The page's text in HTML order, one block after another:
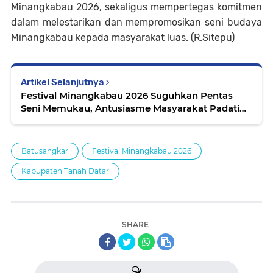
Minangkabau 2026, sekaligus mempertegas komitmen
dalam melestarikan dan mempromosikan seni budaya
Minangkabau kepada masyarakat luas. (R.Sitepu)
Artikel Selanjutnya
Festival Minangkabau 2026 Suguhkan Pentas
Seni Memukau, Antusiasme Masyarakat Padati
Batusangkar Festival Minangkabau 2026
Kabupaten Tanah Datar
SHARE